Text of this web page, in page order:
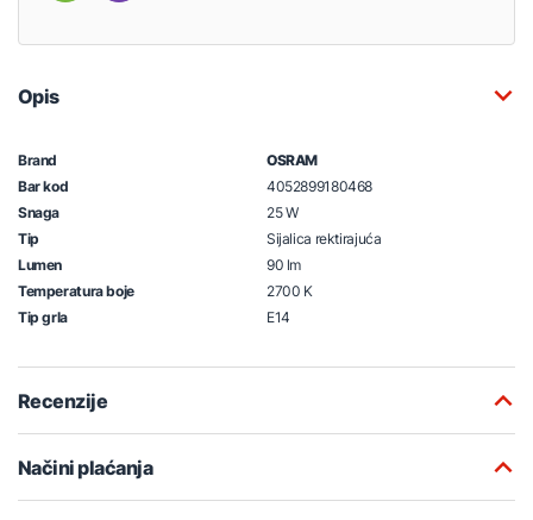
Opis
Brand
OSRAM
Bar kod
4052899180468
Snaga
25 W
Tip
Sijalica rektirajuća
Lumen
90 lm
Temperatura boje
2700 K
Tip grla
E14
Recenzije
Načini plaćanja